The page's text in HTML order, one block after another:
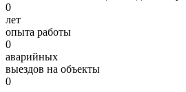
0
лет
опыта работы
0
аварийных
выездов на объекты
0